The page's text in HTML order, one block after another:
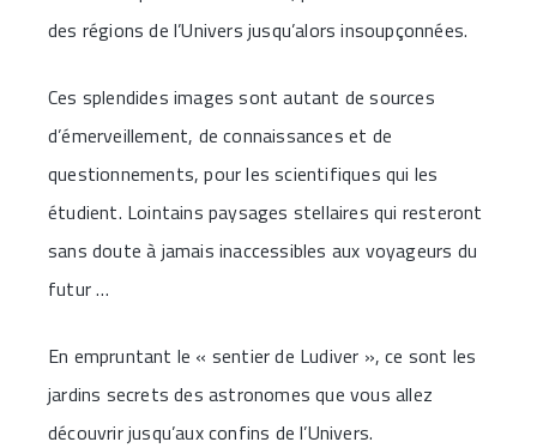
des régions de l’Univers jusqu’alors insoupçonnées.
Ces splendides images sont autant de sources
d’émerveillement, de connaissances et de
questionnements, pour les scientifiques qui les
étudient. Lointains paysages stellaires qui resteront
sans doute à jamais inaccessibles aux voyageurs du
futur …
En empruntant le « sentier de Ludiver », ce sont les
jardins secrets des astronomes que vous allez
découvrir jusqu’aux confins de l’Univers.